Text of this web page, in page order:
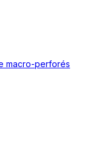
macro-perforés